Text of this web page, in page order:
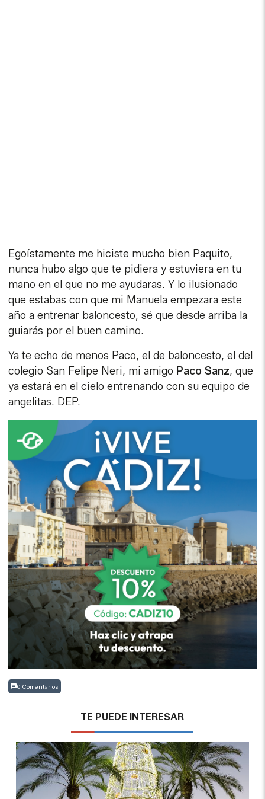
Egoístamente me hiciste mucho bien Paquito,
nunca hubo algo que te pidiera y estuviera en tu
mano en el que no me ayudaras. Y lo ilusionado
que estabas con que mi Manuela empezara este
año a entrenar baloncesto, sé que desde arriba la
guiarás por el buen camino.
Ya te echo de menos Paco, el de baloncesto, el del
colegio San Felipe Neri, mi amigo Paco Sanz, que
ya estará en el cielo entrenando con su equipo de
angelitas. DEP.
0 Comentarios
TE PUEDE INTERESAR